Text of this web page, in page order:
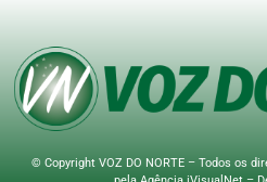
© Copyright VOZ DO NORTE – Todos os